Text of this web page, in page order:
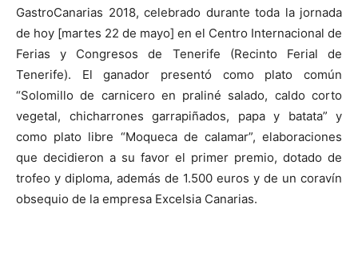
GastroCanarias 2018, celebrado durante toda la jornada
de hoy [martes 22 de mayo] en el Centro Internacional de
Ferias y Congresos de Tenerife (Recinto Ferial de
Tenerife). El ganador presentó como plato común
“Solomillo de carnicero en praliné salado, caldo corto
vegetal, chicharrones garrapiñados, papa y batata” y
como plato libre “Moqueca de calamar”, elaboraciones
que decidieron a su favor el primer premio, dotado de
trofeo y diploma, además de 1.500 euros y de un coravín
obsequio de la empresa Excelsia Canarias.